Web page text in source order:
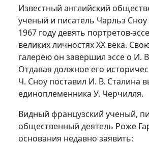
Известный английский
ученый и писатель Чарльз
1967 году девять портретов-
великих личностях XX века.
галерею он завершил эссе о И.
Отдавая должное его
Ч. Сноу поставил И. В. Сталина
единоплеменника У. Черчилля.
Видный французский ученый,
общественный деятель Роже
основания недавно заявить: